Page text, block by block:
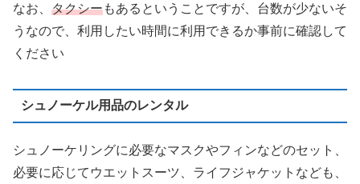
なお、 タクシーもあるということですが、台数が少ないそ
うなので、利用したい時間に利用できるか事前に確認して
ください
シュノーケル用品のレンタル
シュノーケリングに必要なマスクやフィンなどのセット、
必要に応じてウエットスーツ、ライフジャケットなども、